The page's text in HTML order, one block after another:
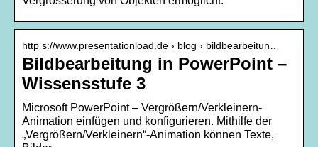
http s://www.presentationload.de › blog › bildbearbeitun…
Bildbearbeitung in PowerPoint –
Wissensstufe 3
Microsoft PowerPoint – Vergrößern/Verkleinern-
Animation einfügen und konfigurieren. Mithilfe der
„Vergrößern/Verkleinern“-Animation können Texte,